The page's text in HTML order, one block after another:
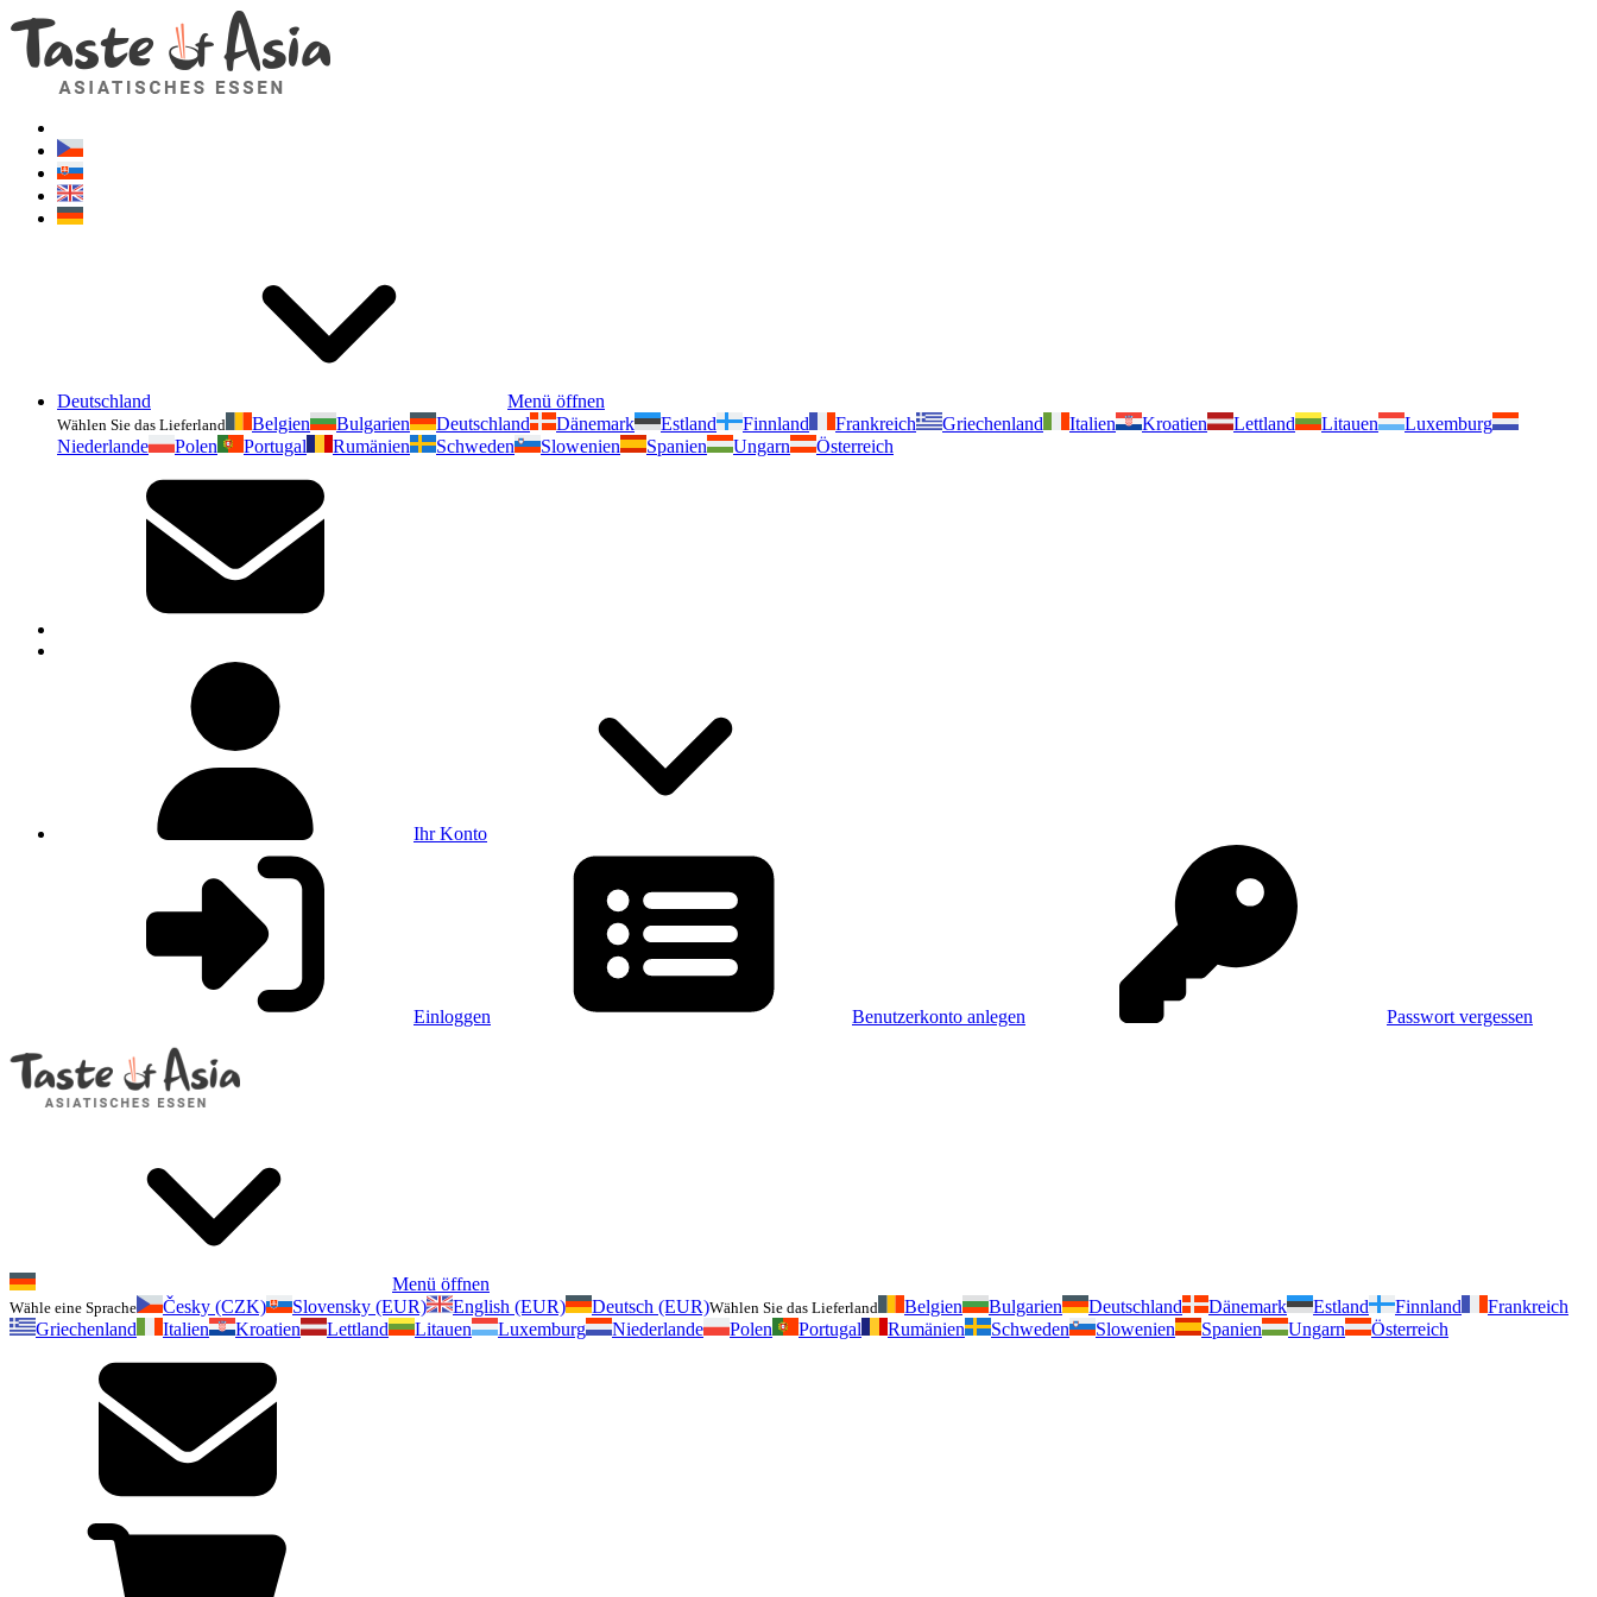
Deutschland Menü öffnen
Wählen Sie das Lieferland Belgien Bulgarien Deutschland Dänemark Estland Finnland Frankreich Griechenland Italien Kroatien Lettland Litauen
Luxemburg
Niederlande
Polen Portugal Rumänien Schweden Slowenien Spanien Ungarn Österreich
Ihr Konto
Einloggen Benutzerkonto anlegen Passwort vergessen
Menü öffnen
Wähle eine Sprache Česky (CZK) Slovensky (EUR) English (EUR) Deutsch (EUR)Wählen Sie das Lieferland Belgien Bulgarien Deutschland Dänemark Estland Finnland
Frankreich
Griechenland
Italien Kroatien Lettland Litauen Luxemburg Niederlande Polen Portugal Rumänien Schweden Slowenien Spanien Ungarn Österreich